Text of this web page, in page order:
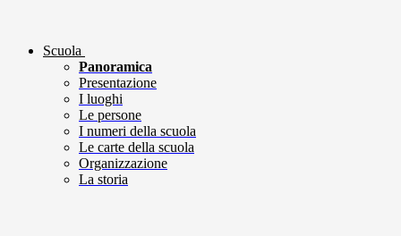
Scuola
Panoramica
Presentazione
I luoghi
Le persone
I numeri della scuola
Le carte della scuola
Organizzazione
La storia